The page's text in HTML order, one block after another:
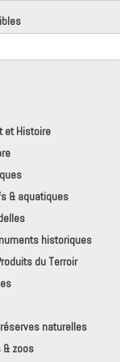
et Histoire
& aquatiques
historiques
du Terroir
naturelles
& zoos